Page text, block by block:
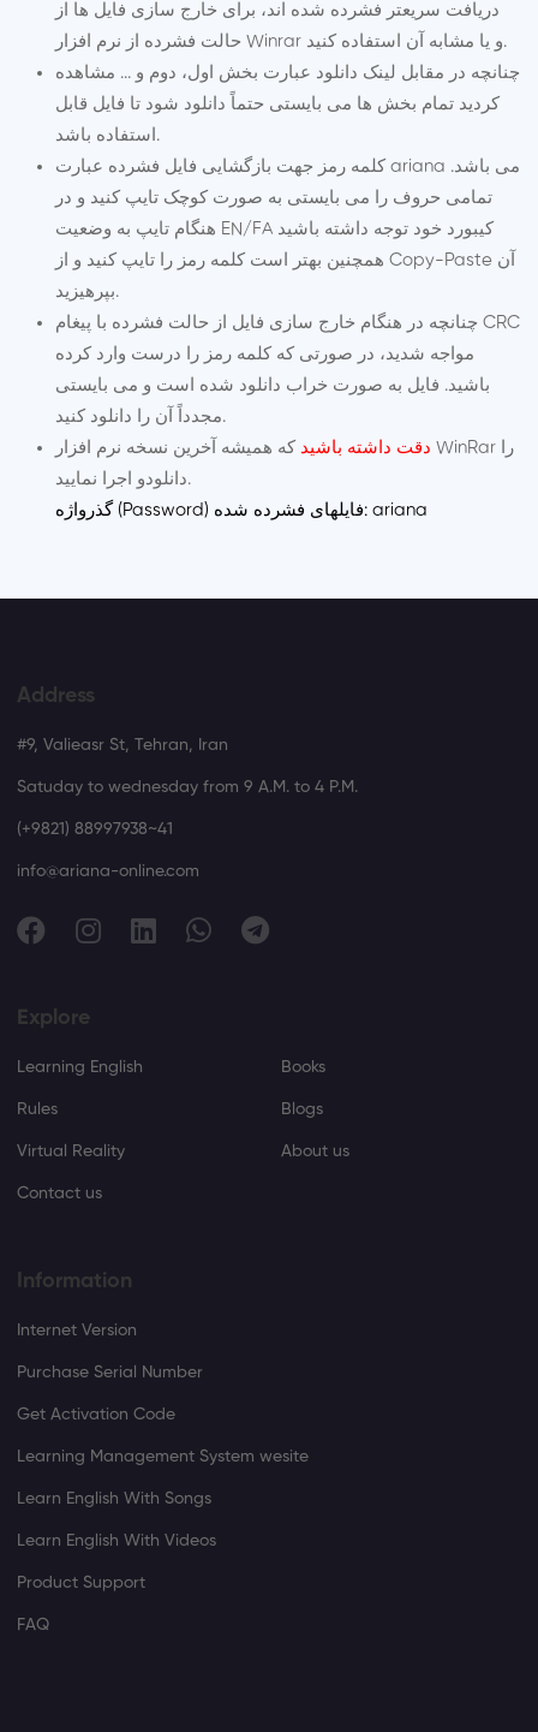
دریافت سریعتر فشرده شده اند، برای خارج سازی فایل ها از
حالت فشرده از نرم افزار Winrar و یا مشابه آن استفاده کنید.
چنانچه در مقابل لینک دانلود عبارت بخش اول، دوم و ... مشاهده
کردید تمام بخش ها می بایستی حتماً دانلود شود تا فایل قابل
استفاده باشد.
کلمه رمز جهت بازگشایی فایل فشرده عبارت ariana می باشد.
تمامی حروف را می بایستی به صورت کوچک تایپ کنید و در
هنگام تایپ به وضعیت EN/FA کیبورد خود توجه داشته باشید
همچنین بهتر است کلمه رمز را تایپ کنید و از Copy-Paste آن
بپرهیزید.
چنانچه در هنگام خارج سازی فایل از حالت فشرده با پیغام CRC
مواجه شدید، در صورتی که کلمه رمز را درست وارد کرده
باشید. فایل به صورت خراب دانلود شده است و می بایستی
مجدداً آن را دانلود کنید.
دقت داشته باشید
که همیشه آخرین نسخه نرم افزار WinRar را
دانلودو اجرا نمایید.
گذرواژه (Password) فایلهای فشرده شده: ariana
Address
#9, Valieasr St, Tehran, Iran
Satuday to wednesday from 9 A.M. to 4 P.M.
(+9821) 88997938~41
info@ariana-online.com
Explore
Learning English Books
Rules Blogs
Virtual Reality About us
Contact us
Information
Internet Version
Purchase Serial Number
Get Activation Code
Learning Management System wesite
Learn English With Songs
Learn English With Videos
Product Support
FAQ